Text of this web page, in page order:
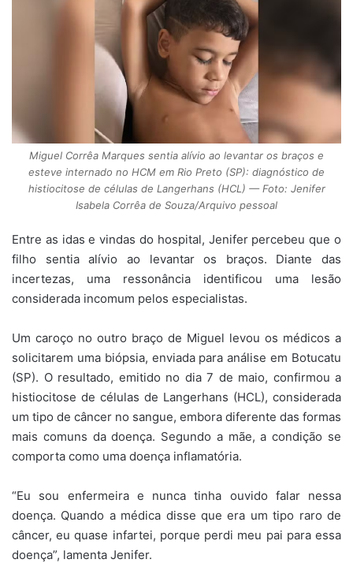
Miguel Corrêa Marques sentia alívio ao levantar os braços e
esteve internado no HCM em Rio Preto (SP): diagnóstico de
histiocitose de células de Langerhans (HCL) — Foto: Jenifer
Isabela Corrêa de Souza/Arquivo pessoal
Entre as idas e vindas do hospital, Jenifer percebeu que o
filho sentia alívio ao levantar os braços. Diante das
incertezas, uma ressonância identificou uma lesão
considerada incomum pelos especialistas.
Um caroço no outro braço de Miguel levou os médicos a
solicitarem uma biópsia, enviada para análise em Botucatu
(SP). O resultado, emitido no dia 7 de maio, confirmou a
histiocitose de células de Langerhans (HCL), considerada
um tipo de câncer no sangue, embora diferente das formas
mais comuns da doença. Segundo a mãe, a condição se
comporta como uma doença inflamatória.
“Eu sou enfermeira e nunca tinha ouvido falar nessa
doença. Quando a médica disse que era um tipo raro de
câncer, eu quase infartei, porque perdi meu pai para essa
doença”, lamenta Jenifer.